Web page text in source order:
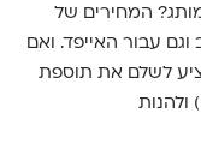
המחירים של
עבור האייפד. ואם
לשלם את תוספת
אפיניטי לאייפד (69 ₪) ולהנות